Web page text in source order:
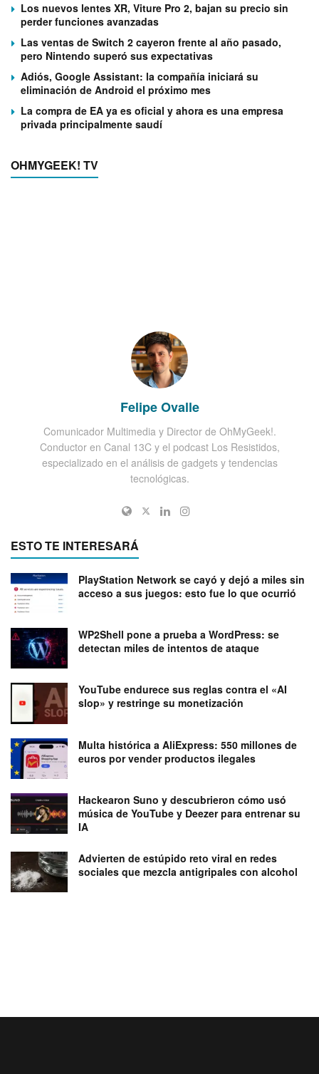
Los nuevos lentes XR, Viture Pro 2, bajan su precio sin
perder funciones avanzadas
Las ventas de Switch 2 cayeron frente al año pasado,
pero Nintendo superó sus expectativas
Adiós, Google Assistant: la compañía iniciará su
eliminación de Android el próximo mes
La compra de EA ya es oficial y ahora es una empresa
privada principalmente saudí
OHMYGEEK! TV
Felipe Ovalle
Comunicador Multimedia y Director de OhMyGeek!.
Conductor en Canal 13C y el podcast Los Resistidos,
especializado en el análisis de gadgets y tendencias
tecnológicas.
ESTO TE INTERESARÁ
PlayStation Network se cayó y dejó a miles sin
acceso a sus juegos: esto fue lo que ocurrió
WP2Shell pone a prueba a WordPress: se
detectan miles de intentos de ataque
YouTube endurece sus reglas contra el «AI
slop» y restringe su monetización
Multa histórica a AliExpress: 550 millones de
euros por vender productos ilegales
Hackearon Suno y descubrieron cómo usó
música de YouTube y Deezer para entrenar su
IA
Advierten de estúpido reto viral en redes
sociales que mezcla antigripales con alcohol